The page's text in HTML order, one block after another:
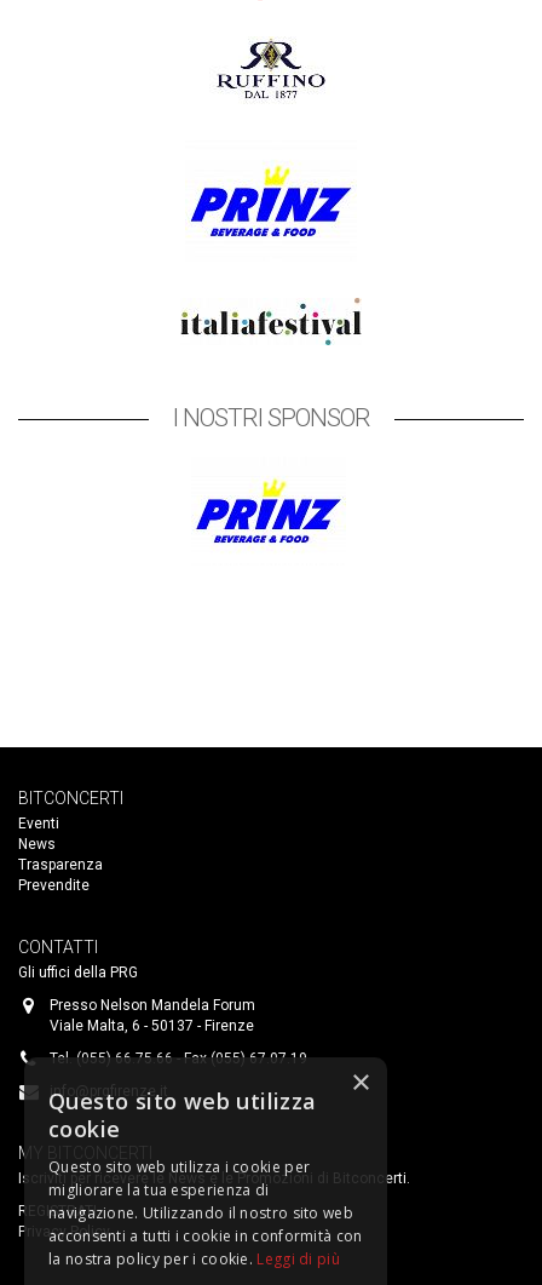
I NOSTRI SPONSOR
BITCONCERTI
Eventi
News
Trasparenza
Prevendite
CONTATTI
Gli uffici della PRG
Presso Nelson Mandela Forum
Viale Malta, 6 - 50137 - Firenze
Tel. (055) 66.75.66 - Fax (055) 67.07.19
info@prgfirenze.it
MY BITCONCERTI
Iscriviti per ricevere le News e le Promozioni di Bitconcerti.
REGISTRATI
Privacy Policy
×
Questo sito web utilizza
cookie
Questo sito web utilizza i cookie per
migliorare la tua esperienza di
navigazione. Utilizzando il nostro sito web
acconsenti a tutti i cookie in conformità con
la nostra policy per i cookie. Leggi di più